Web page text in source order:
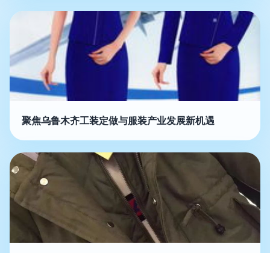
聚焦乌鲁木齐工装定做与服装产业发展新机遇